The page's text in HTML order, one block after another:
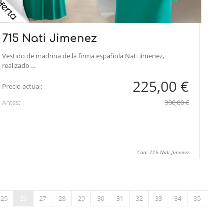
715 Nati Jimenez
Vestido de madrina de la firma española Nati Jimenez,
realizado ...
Precio actual: 225,00 €
Antes: 300,00 €
Cod: 715 Nati Jimenez
25 27 28 29 30 31 32 33 34
35